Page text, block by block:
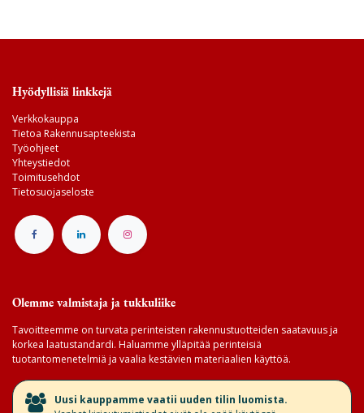
Hyödyllisiä linkkejä
Verkkokauppa
Tietoa Rakennusapteekista
Työohjeet
Yhteystiedot
Toimitusehdot
Tietosuojaseloste
Olemme valmistaja ja tukkuliike
Tavoitteemme on turvata perinteisten rakennustuotteiden saatavuus ja
korkea laatustandardi. Haluamme ylläpitää perinteisiä
tuotantomenetelmiä ja vaalia kestävien materiaalien käyttöä.
​Uusi kauppamme vaatii uuden tilin luomista.